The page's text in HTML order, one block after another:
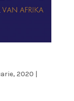
2020 |